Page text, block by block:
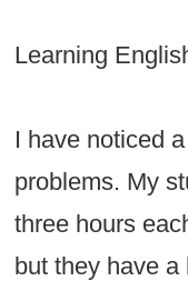
Learning
I have noticed
problems. My
three hours
but they have